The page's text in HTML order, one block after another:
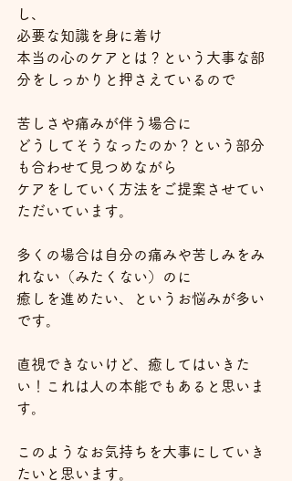
し、
必要な知識を身に着け
本当の心のケアとは？という大事な部
分をしっかりと押さえているので
苦しさや痛みが伴う場合に
どうしてそうなったのか？という部分
も合わせて見つめながら
ケアをしていく方法をご提案させてい
ただいています。
多くの場合は自分の痛みや苦しみをみ
れない（みたくない）のに
癒しを進めたい、というお悩みが多い
です。
直視できないけど、癒してはいきた
い！これは人の本能でもあると思いま
す。
このようなお気持ちを大事にしていき
たいと思います。